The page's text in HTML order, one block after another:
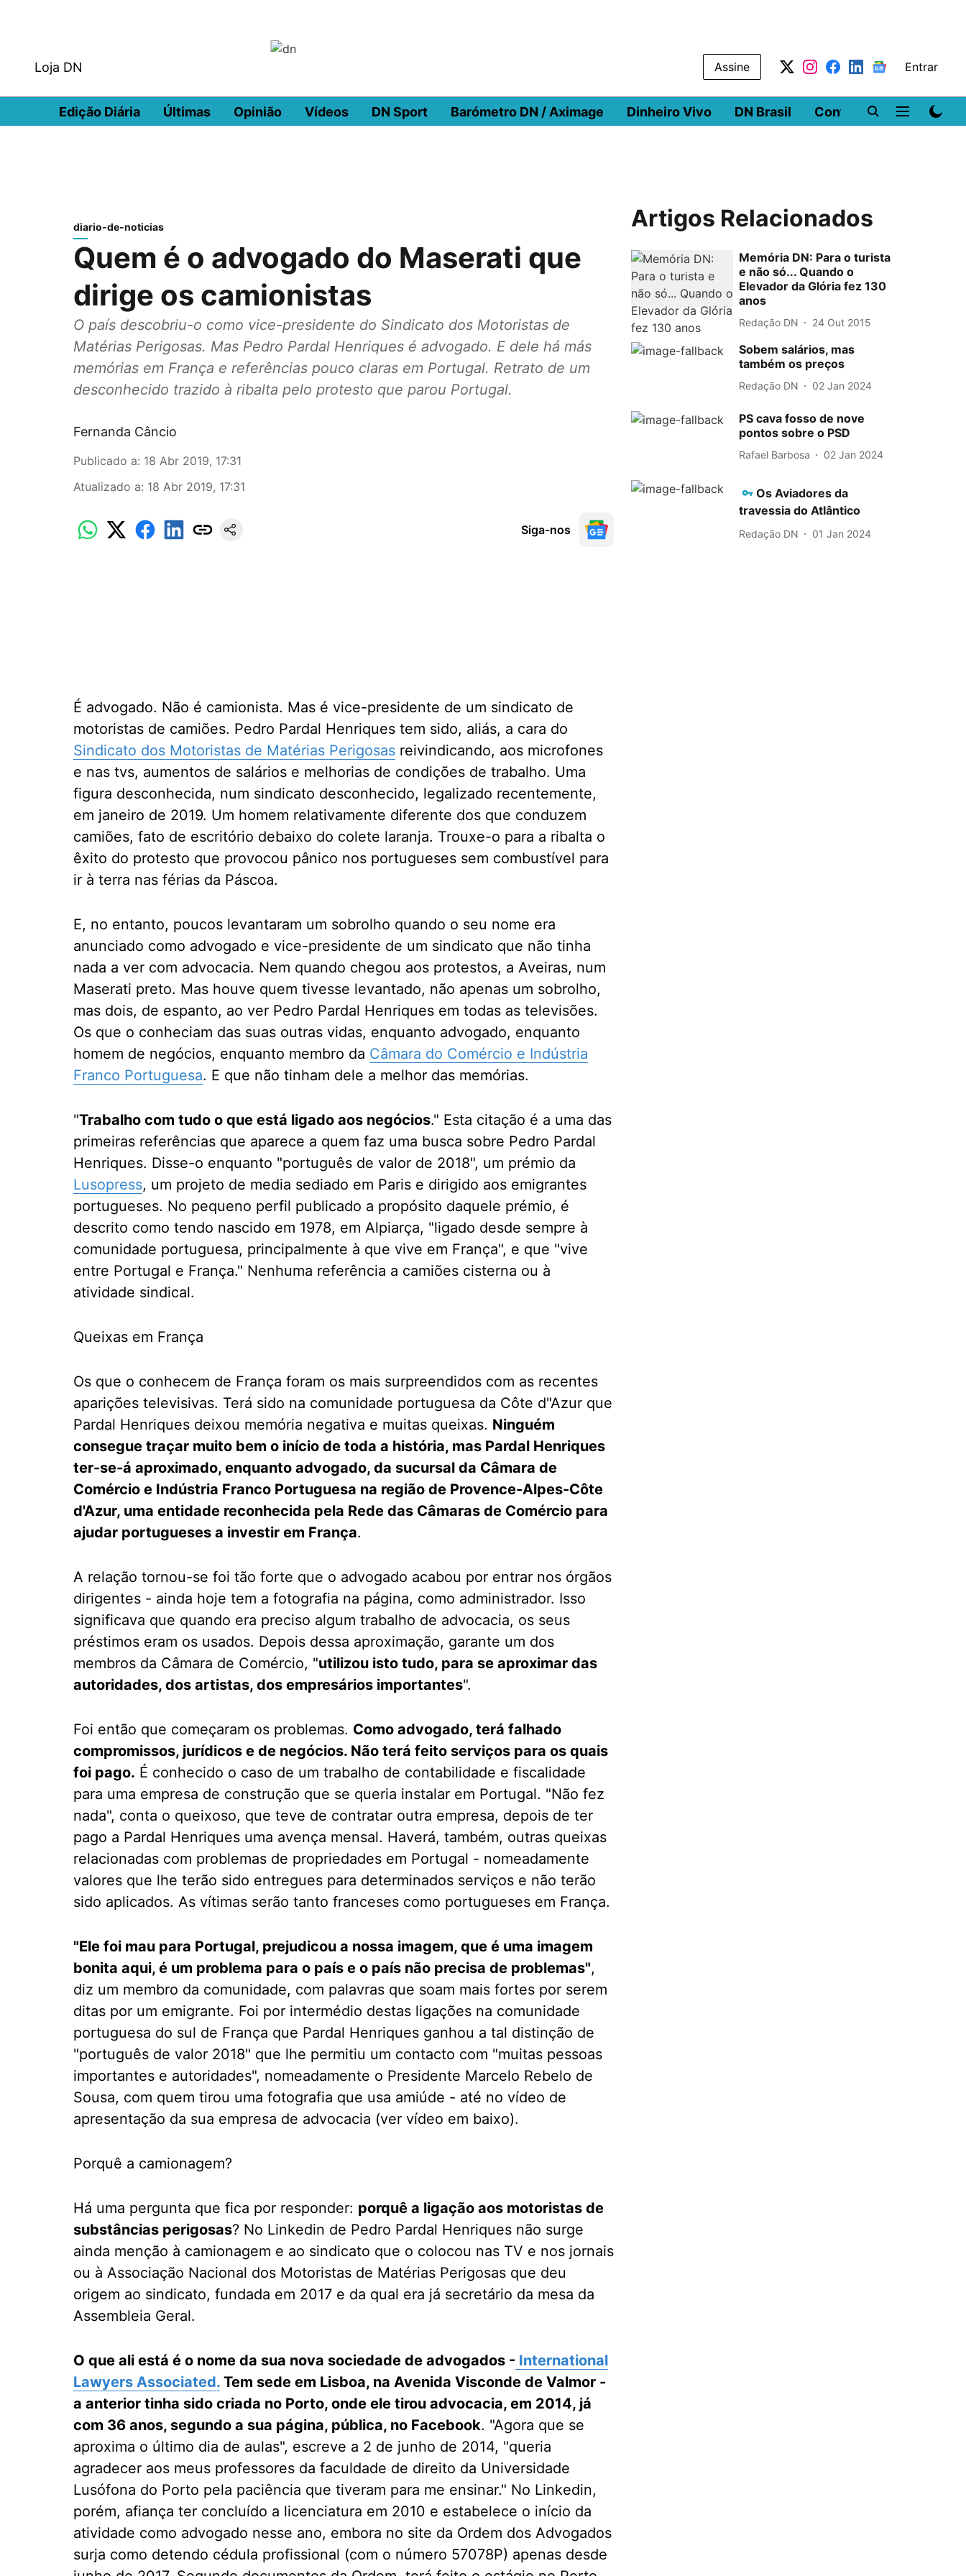
Loja DN Assine Entrar
Edição Diária Últimas Opinião Vídeos DN Sport Barómetro DN / Aximage Dinheiro Vivo DN Brasil Conferências DN
diario-de-noticias
Quem é o advogado do Maserati que
dirige os camionistas
O país descobriu-o como vice-presidente do Sindicato dos Motoristas de
Matérias Perigosas. Mas Pedro Pardal Henriques é advogado. E dele há más
memórias em França e referências pouco claras em Portugal. Retrato de um
desconhecido trazido à ribalta pelo protesto que parou Portugal.
Fernanda Câncio
Publicado a: 18 Abr 2019, 17:31
Atualizado a: 18 Abr 2019, 17:31
Siga-nos
É advogado. Não é camionista. Mas é vice-presidente de um sindicato de
motoristas de camiões. Pedro Pardal Henriques tem sido, aliás, a cara do
Sindicato dos Motoristas de Matérias Perigosas reivindicando, aos microfones
e nas tvs, aumentos de salários e melhorias de condições de trabalho. Uma
figura desconhecida, num sindicato desconhecido, legalizado recentemente,
em janeiro de 2019. Um homem relativamente diferente dos que conduzem
camiões, fato de escritório debaixo do colete laranja. Trouxe-o para a ribalta o
êxito do protesto que provocou pânico nos portugueses sem combustível para
ir à terra nas férias da Páscoa.
E, no entanto, poucos levantaram um sobrolho quando o seu nome era
anunciado como advogado e vice-presidente de um sindicato que não tinha
nada a ver com advocacia. Nem quando chegou aos protestos, a Aveiras, num
Maserati preto. Mas houve quem tivesse levantado, não apenas um sobrolho,
mas dois, de espanto, ao ver Pedro Pardal Henriques em todas as televisões.
Os que o conheciam das suas outras vidas, enquanto advogado, enquanto
homem de negócios, enquanto membro da Câmara do Comércio e Indústria
Franco Portuguesa. E que não tinham dele a melhor das memórias.
"Trabalho com tudo o que está ligado aos negócios." Esta citação é a uma das
primeiras referências que aparece a quem faz uma busca sobre Pedro Pardal
Henriques. Disse-o enquanto "português de valor de 2018", um prémio da
Lusopress, um projeto de media sediado em Paris e dirigido aos emigrantes
portugueses. No pequeno perfil publicado a propósito daquele prémio, é
descrito como tendo nascido em 1978, em Alpiarça, "ligado desde sempre à
comunidade portuguesa, principalmente à que vive em França", e que "vive
entre Portugal e França." Nenhuma referência a camiões cisterna ou à
atividade sindical.
Queixas em França
Os que o conhecem de França foram os mais surpreendidos com as recentes
aparições televisivas. Terá sido na comunidade portuguesa da Côte d"Azur que
Pardal Henriques deixou memória negativa e muitas queixas. Ninguém
consegue traçar muito bem o início de toda a história, mas Pardal Henriques
ter-se-á aproximado, enquanto advogado, da sucursal da Câmara de
Comércio e Indústria Franco Portuguesa na região de Provence-Alpes-Côte
d'Azur, uma entidade reconhecida pela Rede das Câmaras de Comércio para
ajudar portugueses a investir em França.
A relação tornou-se foi tão forte que o advogado acabou por entrar nos órgãos
dirigentes - ainda hoje tem a fotografia na página, como administrador. Isso
significava que quando era preciso algum trabalho de advocacia, os seus
préstimos eram os usados. Depois dessa aproximação, garante um dos
membros da Câmara de Comércio, "utilizou isto tudo, para se aproximar das
autoridades, dos artistas, dos empresários importantes".
Foi então que começaram os problemas. Como advogado, terá falhado
compromissos, jurídicos e de negócios. Não terá feito serviços para os quais
foi pago. É conhecido o caso de um trabalho de contabilidade e fiscalidade
para uma empresa de construção que se queria instalar em Portugal. "Não fez
nada", conta o queixoso, que teve de contratar outra empresa, depois de ter
pago a Pardal Henriques uma avença mensal. Haverá, também, outras queixas
relacionadas com problemas de propriedades em Portugal - nomeadamente
valores que lhe terão sido entregues para determinados serviços e não terão
sido aplicados. As vítimas serão tanto franceses como portugueses em França.
"Ele foi mau para Portugal, prejudicou a nossa imagem, que é uma imagem
bonita aqui, é um problema para o país e o país não precisa de problemas",
diz um membro da comunidade, com palavras que soam mais fortes por serem
ditas por um emigrante. Foi por intermédio destas ligações na comunidade
portuguesa do sul de França que Pardal Henriques ganhou a tal distinção de
"português de valor 2018" que lhe permitiu um contacto com "muitas pessoas
importantes e autoridades", nomeadamente o Presidente Marcelo Rebelo de
Sousa, com quem tirou uma fotografia que usa amiúde - até no vídeo de
apresentação da sua empresa de advocacia (ver vídeo em baixo).
Porquê a camionagem?
Há uma pergunta que fica por responder: porquê a ligação aos motoristas de
substâncias perigosas? No Linkedin de Pedro Pardal Henriques não surge
ainda menção à camionagem e ao sindicato que o colocou nas TV e nos jornais
ou à Associação Nacional dos Motoristas de Matérias Perigosas que deu
origem ao sindicato, fundada em 2017 e da qual era já secretário da mesa da
Assembleia Geral.
O que ali está é o nome da sua nova sociedade de advogados - International
Lawyers Associated. Tem sede em Lisboa, na Avenida Visconde de Valmor -
a anterior tinha sido criada no Porto, onde ele tirou advocacia, em 2014, já
com 36 anos, segundo a sua página, pública, no Facebook. "Agora que se
aproxima o último dia de aulas", escreve a 2 de junho de 2014, "queria
agradecer aos meus professores da faculdade de direito da Universidade
Lusófona do Porto pela paciência que tiveram para me ensinar." No Linkedin,
porém, afiança ter concluído a licenciatura em 2010 e estabelece o início da
atividade como advogado nesse ano, embora no site da Ordem dos Advogados
surja como detendo cédula profissional (com o número 57078P) apenas desde
Artigos Relacionados
Memória DN: Para o turista
e não só... Quando o
Elevador da Glória fez 130
anos
Redação DN 24 Out 2015
Sobem salários, mas
também os preços
Redação DN 02 Jan 2024
PS cava fosso de nove
pontos sobre o PSD
Rafael Barbosa 02 Jan 2024
Os Aviadores da
travessia do Atlântico
Redação DN 01 Jan 2024